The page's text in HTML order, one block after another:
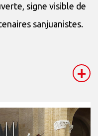
signe visible de
sanjuanistes.
+